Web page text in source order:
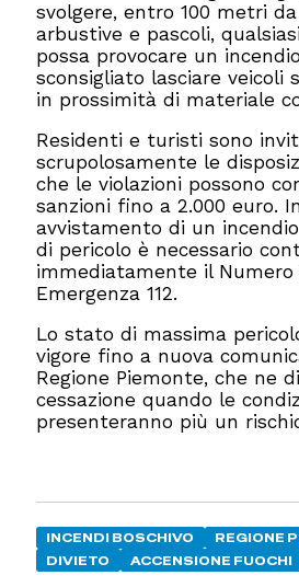
svolgere, entro 100 metri
arbustive e pascoli,
possa provocare un
sconsigliato lasciare veicoli
in prossimità di materiale
Residenti e turisti sono
scrupolosamente le
che le violazioni possono
sanzioni fino a 2.000 euro.
avvistamento di un
di pericolo è necessario
immediatamente il Numero
Emergenza 112.
Lo stato di massima
vigore fino a nuova
Regione Piemonte, che ne
cessazione quando le
presenteranno più un
INCENDI BOSCHIVO
REGIONE
DIVIETO
ACCENSIONE FUOCHI